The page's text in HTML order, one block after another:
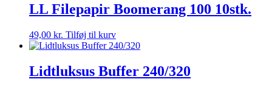
LL Filepapir Boomerang 100 10stk.
49,00 kr. Tilføj til kurv
Lidtluksus Buffer 240/320